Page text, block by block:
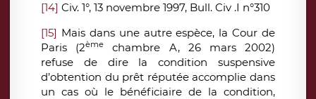
[14] Civ. 1°, 13 novembre 1997, Bull. Civ .I n°310
[15] Mais dans une autre espèce, la Cour de
Paris (2ème
chambre A, 26 mars 2002)
refuse de dire la condition suspensive
d’obtention du prêt réputée accomplie dans
un cas où le bénéficiaire de la condition,